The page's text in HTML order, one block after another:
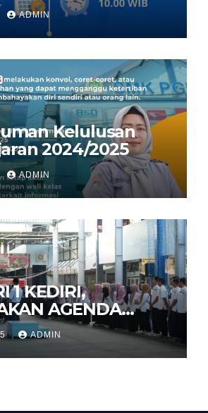
ADMIN
Kelulusan
2024/2025
ADMIN
1 KEDIRI,
AGENDA
ADMIN